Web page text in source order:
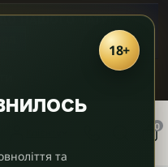
НАШОГО ЧАТУ!
0
18+
та